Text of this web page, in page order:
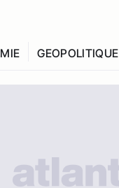
GEOPOLITIQUE